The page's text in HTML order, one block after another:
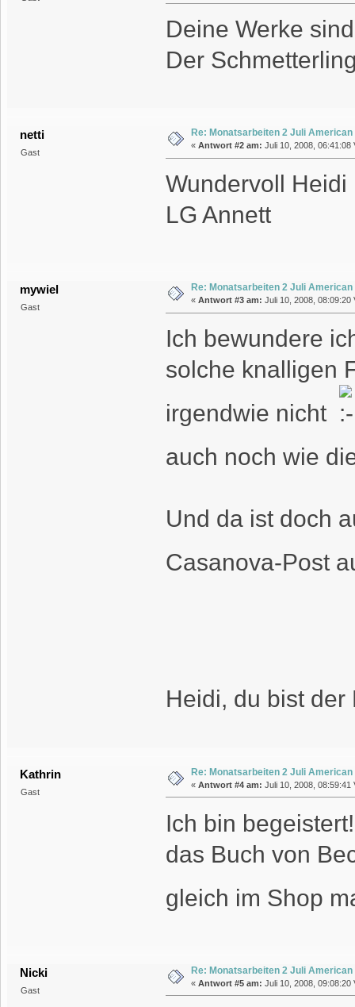
Deine Werke
Der
netti
Gast
Re: Monatsarbeiten 2 Juli
« Antwort #2 am: Juli 10, 2008, 06:41:08
Wundervoll
LG Annett
mywiel
Gast
Re: Monatsarbeiten 2 Juli
« Antwort #3 am: Juli 10, 2008, 08:09:20
Ich bewundere
solche knalligen
irgendwie nicht
auch noch wie
Und da ist doch
Casanova-Post
Heidi, du bist
Kathrin
Gast
Re: Monatsarbeiten 2 Juli
« Antwort #4 am: Juli 10, 2008, 08:59:41
Ich bin
das Buch von
gleich im Shop
Nicki
Gast
Re: Monatsarbeiten 2 Juli
« Antwort #5 am: Juli 10, 2008, 09:08:20